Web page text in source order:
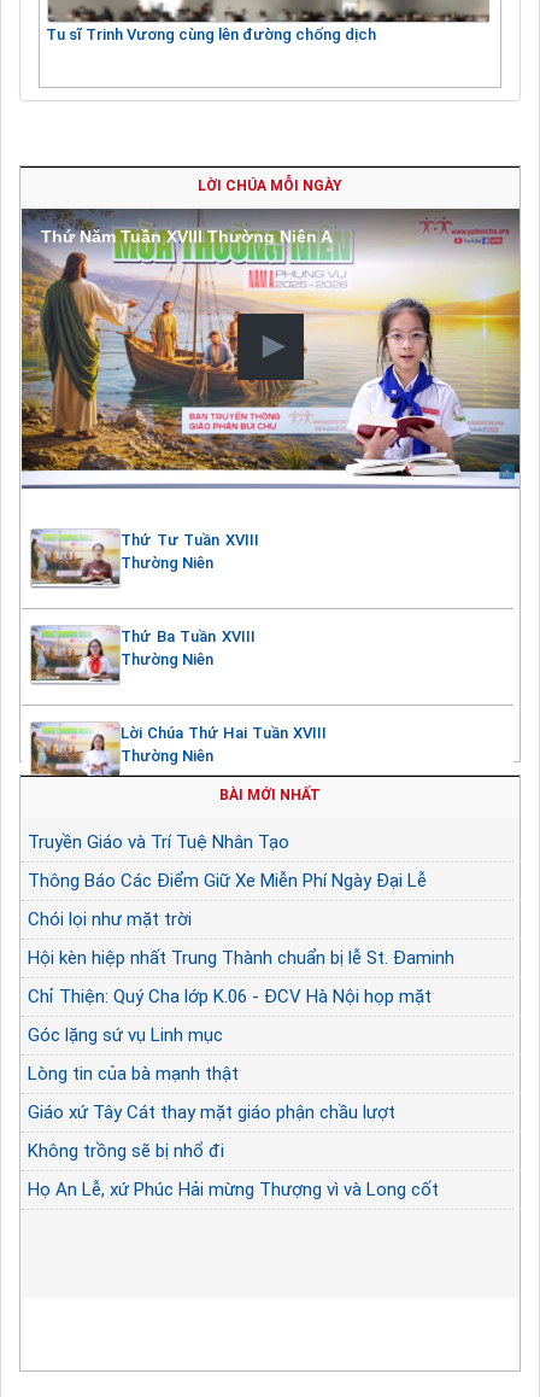
Tu sĩ Trinh Vương cùng lên đường chống dịch
LỜI CHÚA MỖI NGÀY
Thứ Năm Tuần XVIII Thường Niên A
Thứ Tư Tuần XVIII
Thường Niên
Thứ Ba Tuần XVIII
Thường Niên
Lời Chúa Thứ Hai Tuần XVIII
Thường Niên
BÀI MỚI NHẤT
Truyền Giáo và Trí Tuệ Nhân Tạo
Thông Báo Các Điểm Giữ Xe Miễn Phí Ngày Đại Lễ
Chói lọi như mặt trời
Hội kèn hiệp nhất Trung Thành chuẩn bị lễ St. Đaminh
Chỉ Thiện: Quý Cha lớp K.06 - ĐCV Hà Nội họp mặt
Góc lặng sứ vụ Linh mục
Lòng tin của bà mạnh thật
Giáo xứ Tây Cát thay mặt giáo phận chầu lượt
Không trồng sẽ bị nhổ đi
Họ An Lễ, xứ Phúc Hải mừng Thượng vì và Long cốt